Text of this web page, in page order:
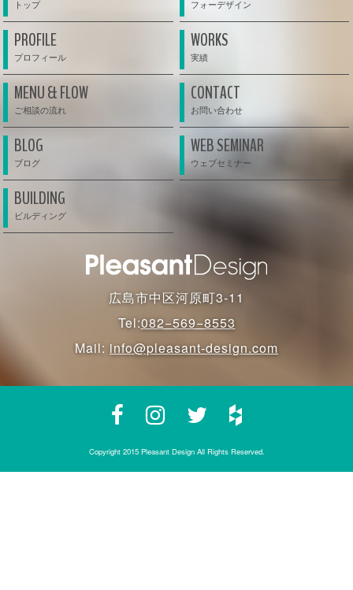
PROFILE WORKS
MENU & FLOW CONTACT
BLOG WEB SEMINAR
BUILDING
広島市中区河原町3-11
Tel:082−569−8553
Mail: info@pleasant-design.com
Copyright 2015 Pleasant Design All Rights Reserved.